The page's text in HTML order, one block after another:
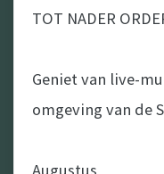
TOT NADER
Geniet van live-
omgeving van de